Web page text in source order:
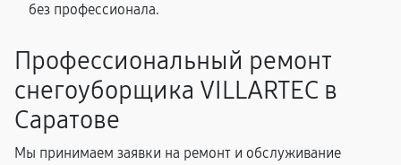
без профессионала.
Профессиональный ремонт
снегоуборщика VILLARTEC в
Саратове
Мы принимаем заявки на ремонт и обслуживание